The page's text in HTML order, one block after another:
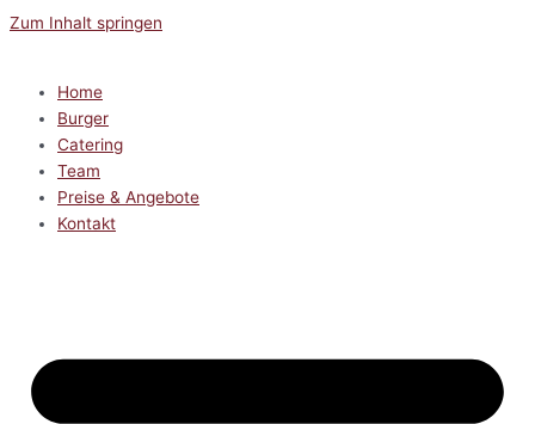
Zum Inhalt springen
Home
Burger
Catering
Team
Preise & Angebote
Kontakt